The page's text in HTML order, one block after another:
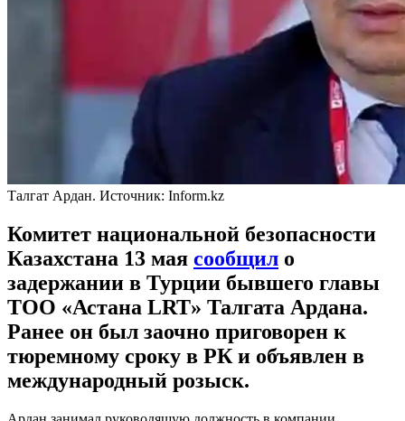
Талгат Ардан. Источник: Inform.kz
Комитет национальной безопасности
Казахстана 13 мая сообщил о
задержании в Турции бывшего главы
ТОО «Астана LRT» Талгата Ардана.
Ранее он был заочно приговорен к
тюремному сроку в РК и объявлен в
международный розыск.